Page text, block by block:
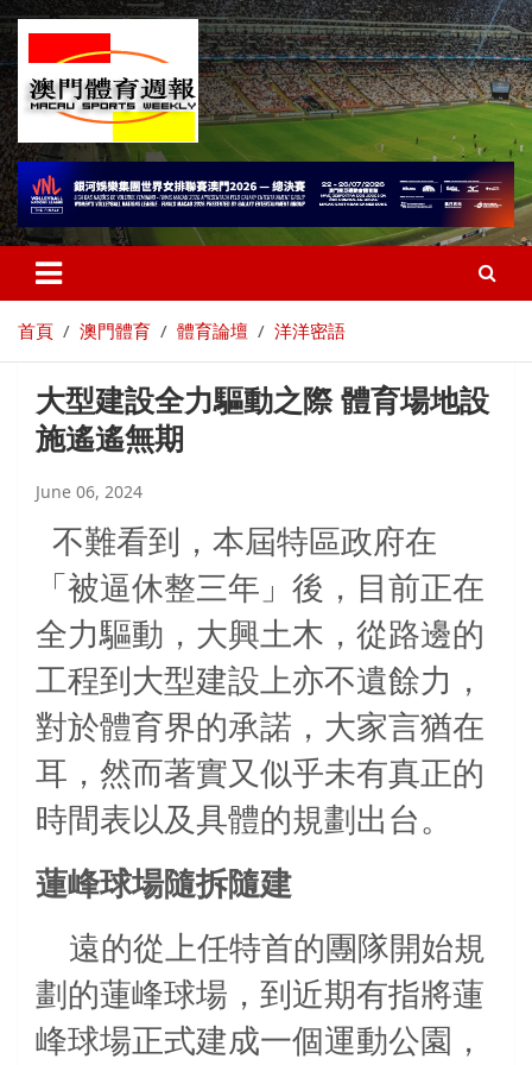
首頁 澳門體育 體育論壇 洋洋密語
大型建設全力驅動之際 體育場地設
施遙遙無期
June 06, 2024
不難看到，本屆特區政府在
「被逼休整三年」後，目前正在
全力驅動，大興土木，從路邊的
工程到 大型建設上亦不遺餘力，
對於體育界的承諾，大家言猶在
耳，然而著實又似乎未有真正的
時間表以及具體的規劃出台。
蓮峰球場隨拆隨建
遠的從上任特首的團隊開始規
劃的蓮峰球場，到近期有指將蓮
峰球場正式建成一個運動公園，